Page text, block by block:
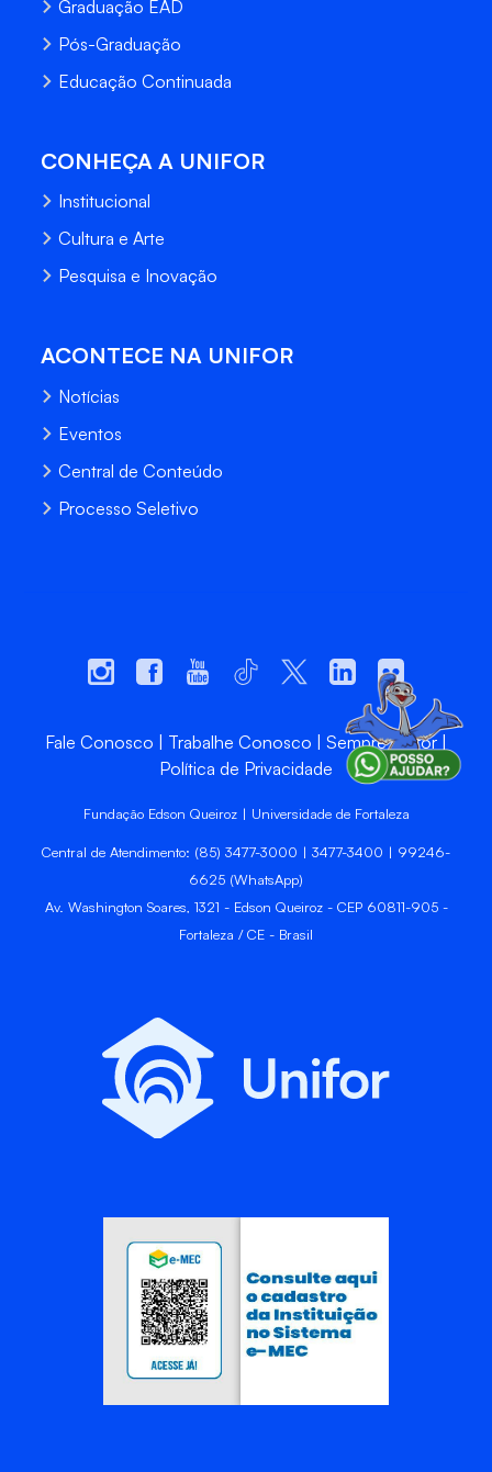
Graduação EAD
Pós-Graduação
Educação Continuada
CONHEÇA A UNIFOR
Institucional
Cultura e Arte
Pesquisa e Inovação
ACONTECE NA UNIFOR
Notícias
Eventos
Central de Conteúdo
Processo Seletivo
Fale Conosco Trabalhe Conosco
Sempre Unifor
Política de Privacidade
Fundação Edson Queiroz | Universidade de Fortaleza
Central de Atendimento: (85) 3477-3000 | 3477-3400 | 99246-
6625 (WhatsApp)
Av. Washington Soares, 1321 - Edson Queiroz - CEP 60811-905 -
Fortaleza / CE - Brasil